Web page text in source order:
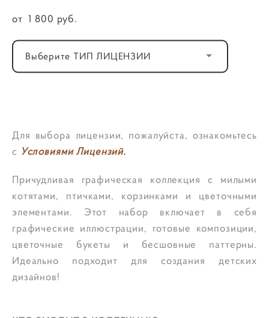
от 1 800 pуб.
Выберите ТИП ЛИЦЕНЗИИ
Для выбора лицензии, пожалуйста, ознакомьтесь
с Условиями Лицензий.
Причудливая графическая коллекция с милыми
котятами, птичками, корзинками и цветочными
элементами. Этот набор включает в себя
графические иллюстрации, готовые композиции,
цветочные букеты и бесшовные паттерны.
Идеально подходит для создания детских
дизайнов!